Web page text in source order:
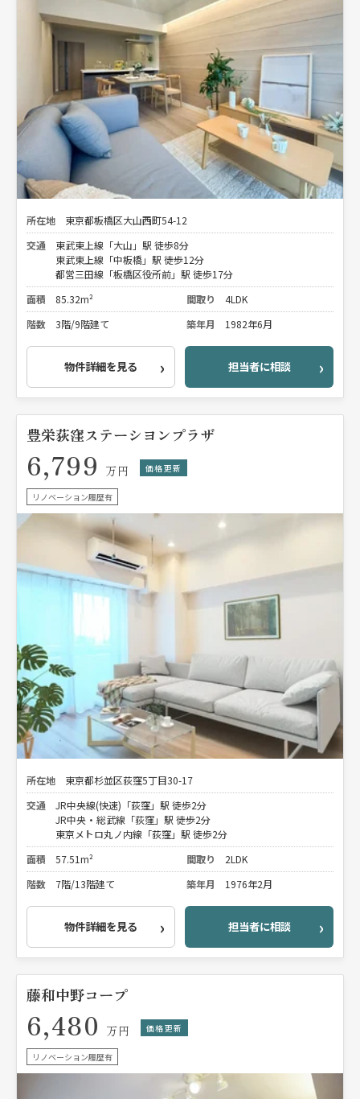
所在地
東京都板橋区大山西町54-12
交通
東武東上線「大山」駅 徒歩8分
東武東上線「中板橋」駅 徒歩12分
都営三田線「板橋区役所前」駅 徒歩17分
面積
85.32m² 間取り
4LDK
階数
3階/9階建て 築年月 1982年6月
物件詳細を見る 担当者に相談
豊栄荻窪ステーシヨンプラザ
6,799 万円 価格更新
リノベーション履歴有
所在地
東京都杉並区荻窪5丁目30-17
交通
JR中央線(快速)「荻窪」駅 徒歩2分
JR中央・総武線「荻窪」駅 徒歩2分
東京メトロ丸ノ内線「荻窪」駅 徒歩2分
面積
57.51m² 間取り
2LDK
階数
7階/13階建て 築年月 1976年2月
物件詳細を見る 担当者に相談
藤和中野コープ
6,480 万円 価格更新
リノベーション履歴有